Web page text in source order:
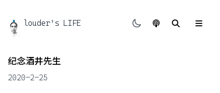
louder’s LIFE
纪念酒井先生
2020-2-25